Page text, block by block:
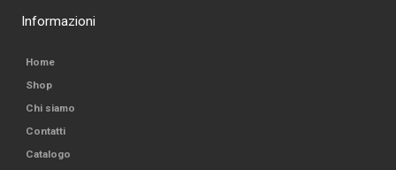
Informazioni
Home
Shop
Chi siamo
Contatti
Catalogo